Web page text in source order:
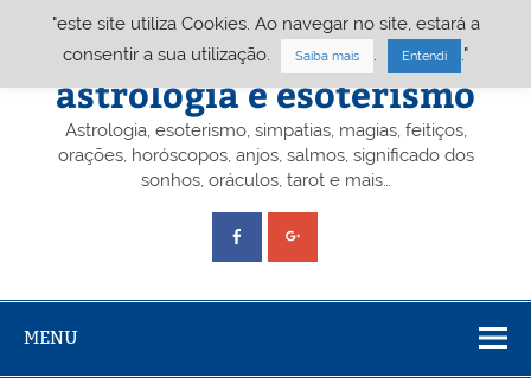
Portal A&E – Portal
astrologia e esoterismo
Astrologia, esoterismo, simpatias, magias, feitiços,
orações, horóscopos, anjos, salmos, significado dos
sonhos, oráculos, tarot e mais…
MENU
"este site utiliza Cookies. Ao navegar no site, estará a
consentir a sua utilização.
Saiba mais Entendi ."